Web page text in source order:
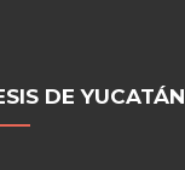
DE YUCATÁN